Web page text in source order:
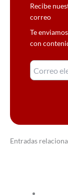
Recibe
correo
Te
con
Entradas